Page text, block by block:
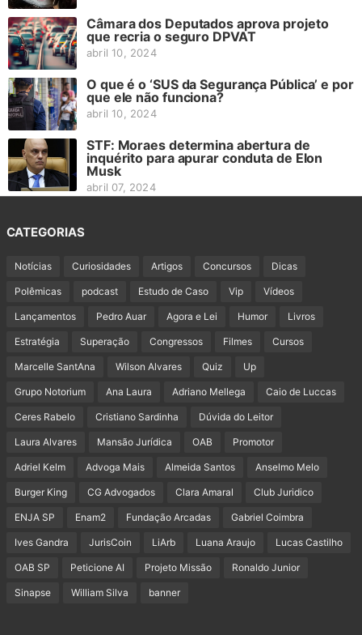
Câmara dos Deputados aprova projeto
que recria o seguro DPVAT
abril 10, 2024
O que é o ‘SUS da Segurança Pública’ e por
que ele não funciona?
abril 10, 2024
STF: Moraes determina abertura de
inquérito para apurar conduta de Elon
Musk
abril 07, 2024
CATEGORIAS
Notícias Curiosidades Artigos Concursos Dicas
Polêmicas podcast Estudo de Caso Vip Vídeos
Lançamentos Pedro Auar Agora e Lei Humor Livros
Estratégia Superação Congressos Filmes Cursos
Marcelle SantAna Wilson Alvares Quiz Up
Grupo Notorium Ana Laura Adriano Mellega Caio de Luccas
Ceres Rabelo Cristiano Sardinha Dúvida do Leitor
Laura Alvares Mansão Jurídica OAB Promotor
Adriel Kelm Advoga Mais Almeida Santos Anselmo Melo
Burger King CG Advogados Clara Amaral Club Juridico
ENJA SP Enam2 Fundação Arcadas Gabriel Coimbra
Ives Gandra JurisCoin LiArb Luana Araujo Lucas Castilho
OAB SP Peticione AI Projeto Missão Ronaldo Junior
Sinapse William Silva banner